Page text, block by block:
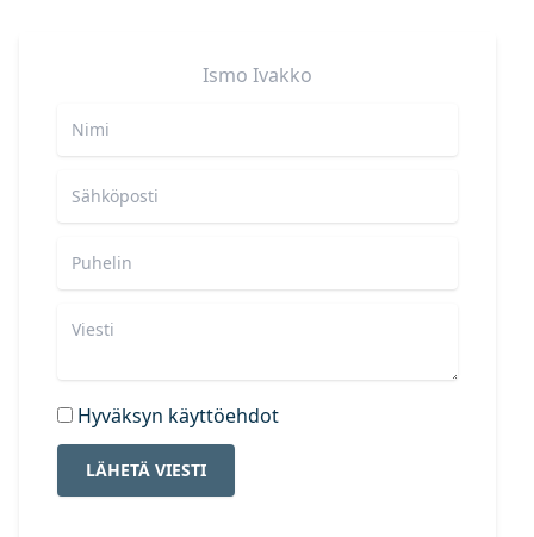
Ismo Ivakko
Hyväksyn käyttöehdot
LÄHETÄ VIESTI